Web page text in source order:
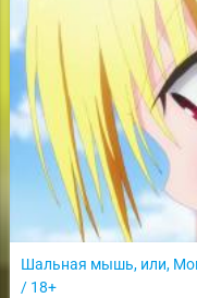
Шальная мышь, или,
/ 18+